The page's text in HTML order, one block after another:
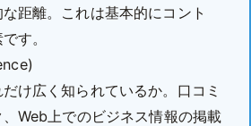
距離。これは基本的にコント
す。
け広く知られているか。口コミ
Web上でのビジネス情報の掲載